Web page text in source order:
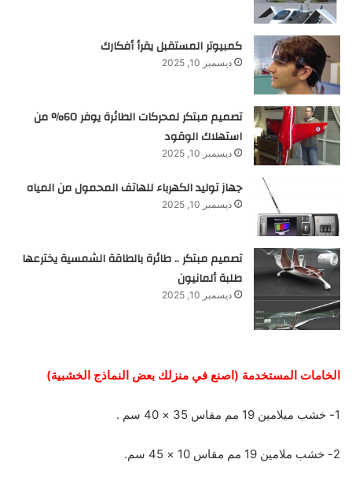
كمبيوتر المستقبل يقرأ أفكارك
ديسمبر 10, 2025
تصميم مبتكر لمحركات الطائرة يوفر 60% من
استهلاك الوقود
ديسمبر 10, 2025
جهاز توليد الكهرباء للهاتف المحمول من المياه
ديسمبر 10, 2025
تصميم مبتكر .. طائرة بالطاقة الشمسية يخترعها
طلبة ألمانيون
ديسمبر 10, 2025
الخامات المستخدمة (اصنع في منزلك بعض النماذج الخشبية)
1- خشب ميلامين 19 مم مقاس 35 × 40 سم .
2- خشب ملامين 19 مم مقاس 10 × 45 سم.